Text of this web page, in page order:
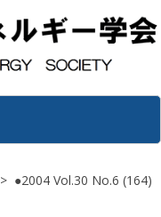
> ●2004 Vol.30 No.6 (164)